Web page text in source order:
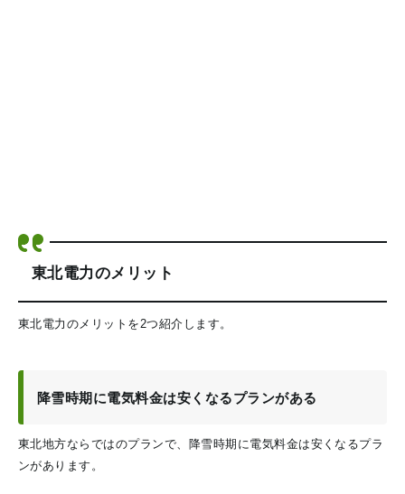
東北電力のメリット
東北電力のメリットを2つ紹介します。
降雪時期に電気料金は安くなるプランがある
東北地方ならではのプランで、降雪時期に電気料金は安くなるプラ
ンがあります。